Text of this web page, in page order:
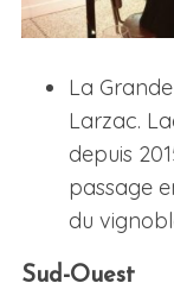
La
Larzac.
depuis
passage
du
Sud-Ouest